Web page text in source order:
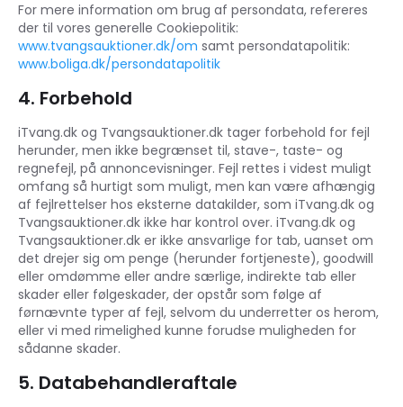
For mere information om brug af persondata, refereres
der til vores generelle Cookiepolitik:
www.tvangsauktioner.dk/om samt persondatapolitik:
www.boliga.dk/persondatapolitik
4. Forbehold
iTvang.dk og Tvangsauktioner.dk tager forbehold for fejl
herunder, men ikke begrænset til, stave-, taste- og
regnefejl, på annoncevisninger. Fejl rettes i videst muligt
omfang så hurtigt som muligt, men kan være afhængig
af fejlrettelser hos eksterne datakilder, som iTvang.dk og
Tvangsauktioner.dk ikke har kontrol over. iTvang.dk og
Tvangsauktioner.dk er ikke ansvarlige for tab, uanset om
det drejer sig om penge (herunder fortjeneste), goodwill
eller omdømme eller andre særlige, indirekte tab eller
skader eller følgeskader, der opstår som følge af
førnævnte typer af fejl, selvom du underretter os herom,
eller vi med rimelighed kunne forudse muligheden for
sådanne skader.
5. Databehandleraftale